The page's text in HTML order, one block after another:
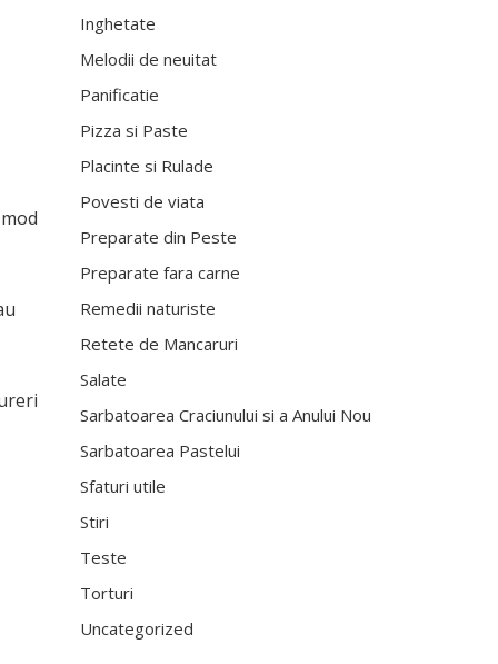
Inghetate
Melodii de neuitat
Panificatie
Pizza si Paste
Placinte si Rulade
Povesti de viata
Preparate din Peste
Preparate fara carne
Remedii naturiste
Retete de Mancaruri
Salate
Sarbatoarea Craciunului si a Anului Nou
Sarbatoarea Pastelui
Sfaturi utile
Stiri
Teste
Torturi
Uncategorized